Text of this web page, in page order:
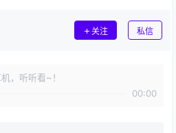
关注 私信
，听听看~！
00:00